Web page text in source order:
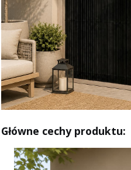
Główne cechy produktu: